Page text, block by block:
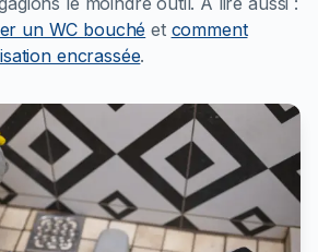
un WC bouché et comment
encrassée.